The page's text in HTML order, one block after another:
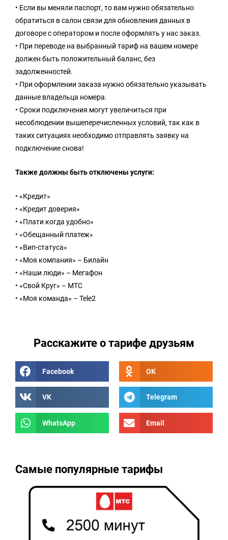
• Если вы меняли паспорт, то вам нужно обязательно
обратиться в салон связи для обновления данных в
договоре с оператором и после оформлять у нас заказ.
• При переводе на выбранный тариф на вашем номере
должен быть положительный баланс, без
задолженностей.
• При оформлении заказа нужно обязательно указывать
данные владельца номера.
• Сроки подключения могут увеличиться при
несоблюдении вышеперечисленных условий, так как в
таких ситуациях необходимо отправлять заявку на
подключение снова!
Также должны быть отключены услуги:
• «Кредит»
• «Кредит доверия»
• «Плати когда удобно»
• «Обещанный платеж»
• «Вип-статуса»
• «Моя компания» – Билайн
• «Наши люди» – Мегафон
• «Свой Круг» – МТС
• «Моя команда» – Tele2
Расскажите о тарифе друзьям
Facebook OK
VK Telegram
WhatsApp Email
Самые популярные тарифы